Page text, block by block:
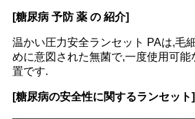
私
達
に
[糖尿病 予防 薬 の 紹介]
温かい圧力安全ランセット PAは,毛
めに意図された無菌で,一度使用可能
置です.
[糖尿病の安全性に関するランセット]